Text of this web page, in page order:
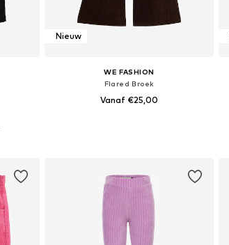
Nieuw
WE FASHION
Flared Broek
Vanaf €25,00